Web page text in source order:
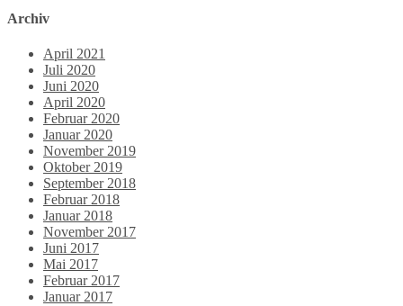
Archiv
April 2021
Juli 2020
Juni 2020
April 2020
Februar 2020
Januar 2020
November 2019
Oktober 2019
September 2018
Februar 2018
Januar 2018
November 2017
Juni 2017
Mai 2017
Februar 2017
Januar 2017